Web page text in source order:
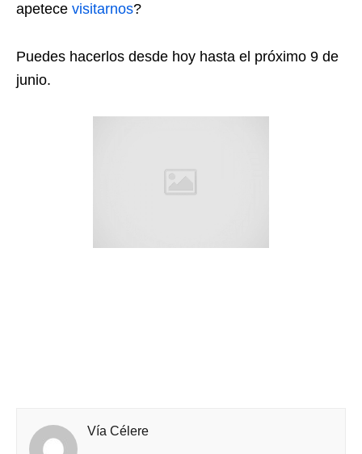
apetece visitarnos?
Puedes hacerlos desde hoy hasta el próximo 9 de
junio.
Vía Célere